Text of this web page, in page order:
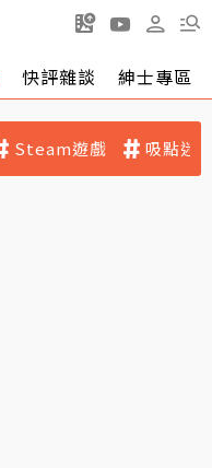
快評雜談 紳士專區
Steam遊戲 吸點迷